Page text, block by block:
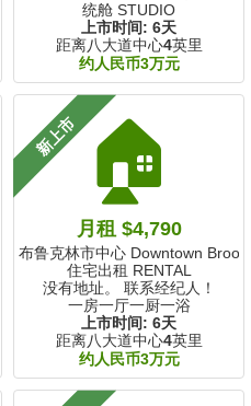
统舱 STUDIO
上市时间: 6天
距离八大道中心4英里
约人民币3万元
NY
新上市🏠
月租 $4,790
布鲁克林市中心 Downtown
住宅出租 RENTAL
没有地址。 联系经纪人！
一房一厅一厨一浴
上市时间: 6天
距离八大道中心4英里
约人民币3万元